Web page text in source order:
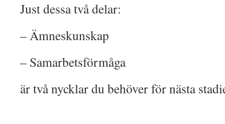
Just dessa två delar:
– Ämneskunskap
– Samarbetsförmåga
är två nycklar du behöver för nästa